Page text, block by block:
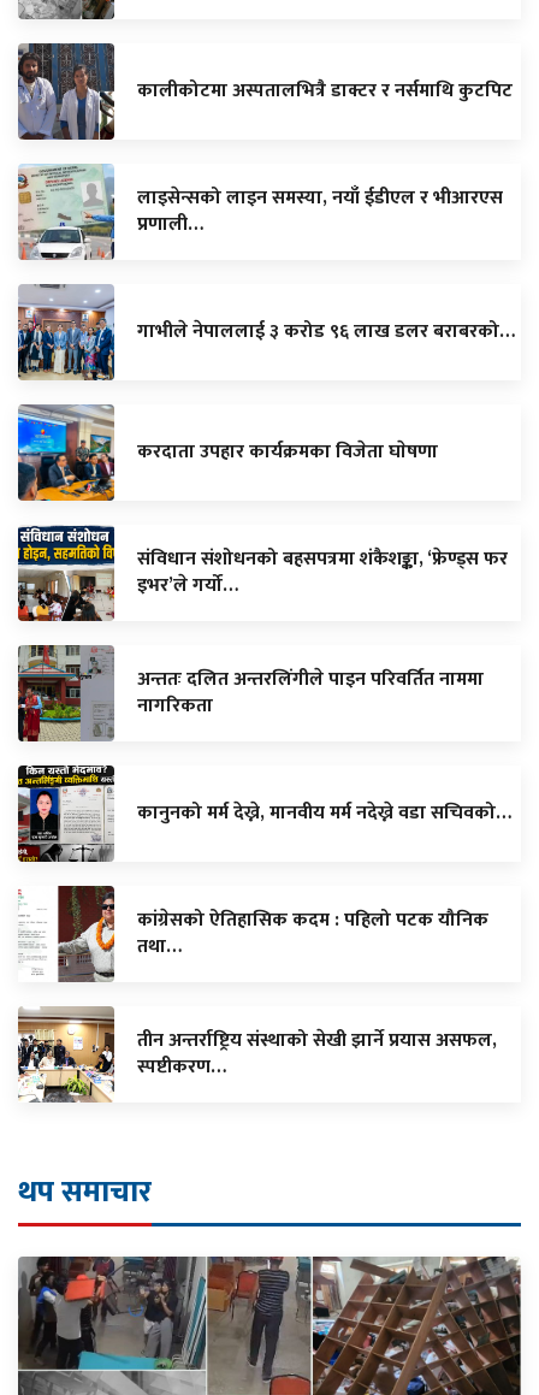
कालीकोटमा अस्पतालभित्रै डाक्टर र नर्समाथि कुटपिट
लाइसेन्सको लाइन समस्या, नयाँ ईडीएल र भीआरएस
प्रणाली…
गाभीले नेपाललाई ३ करोड ९६ लाख डलर बराबरको…
करदाता उपहार कार्यक्रमका विजेता घाेषणा
संविधान संशोधनको बहसपत्रमा शंकैशङ्का, ‘फ्रेण्ड्स फर
इभर’ले गर्यो…
अन्ततः दलित अन्तरलिंगीले पाइन परिवर्तित नाममा
नागरिकता
कानुनको मर्म देख्ने, मानवीय मर्म नदेख्ने वडा सचिवको…
कांग्रेसको ऐतिहासिक कदम : पहिलो पटक यौनिक
तथा…
तीन अन्तर्राष्ट्रिय संस्थाको सेखी झार्ने प्रयास असफल,
स्पष्टीकरण…
थप समाचार